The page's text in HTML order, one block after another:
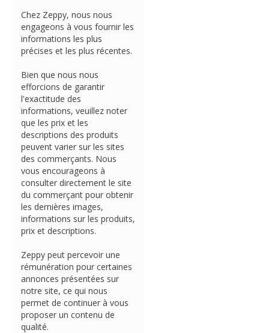
Chez Zeppy, nous nous
engageons à vous fournir les
informations les plus
précises et les plus récentes.
Bien que nous nous
efforcions de garantir
l'exactitude des
informations, veuillez noter
que les prix et les
descriptions des produits
peuvent varier sur les sites
des commerçants. Nous
vous encourageons à
consulter directement le site
du commerçant pour obtenir
les dernières images,
informations sur les produits,
prix et descriptions.
Zeppy peut percevoir une
rémunération pour certaines
annonces présentées sur
notre site, ce qui nous
permet de continuer à vous
proposer un contenu de
qualité.